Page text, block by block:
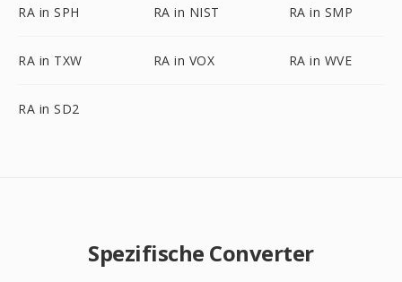
RA in SPH RA in NIST RA in SMP
RA in TXW RA in VOX RA in WVE
RA in SD2
Spezifische Converter